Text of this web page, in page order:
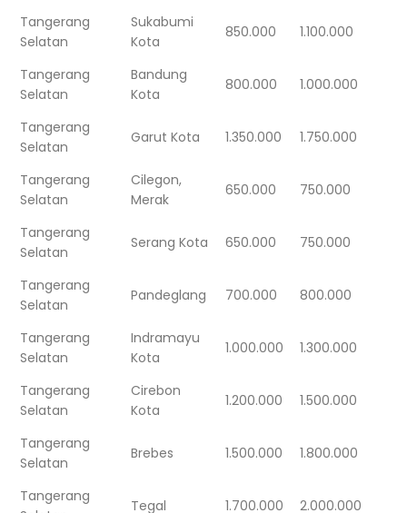
Tangerang
Selatan
Sukabumi
Kota
850.000 1.100.000
Tangerang
Selatan
Bandung
Kota
800.000 1.000.000
Tangerang
Selatan
Garut Kota 1.350.000 1.750.000
Tangerang
Selatan
Cilegon,
Merak
650.000 750.000
Tangerang
Selatan
Serang Kota 650.000 750.000
Tangerang
Selatan
Pandeglang 700.000 800.000
Tangerang
Selatan
Indramayu
Kota
1.000.000 1.300.000
Tangerang
Selatan
Cirebon
Kota
1.200.000 1.500.000
Tangerang
Selatan
Brebes 1.500.000 1.800.000
Tangerang
Tegal 1.700.000 2.000.000